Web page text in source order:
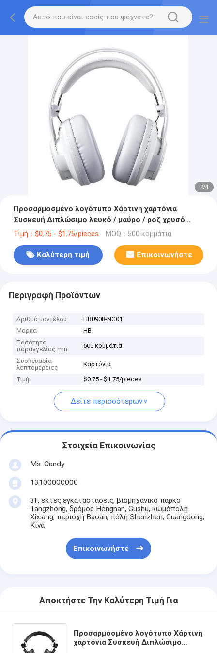
2/4
Προσαρμοσμένο λογότυπο Χάρτινη χαρτόνια
Συσκευή Διπλώσιμο λευκό / μαύρο / ροζ χρυσό
πολυτελές μαγνητικό κουτί δώρων με κλείσιμο με
Τιμή：$0.75 - $1.75/pieces MOQ：500 κομμάτια
Καλύτερη τιμή Επικοινωνήστε
Περιγραφή Προϊόντων
Αριθμό μοντέλου
HB0908-NG01
Μάρκα
HB
Ποσότητα
παραγγελίας min
500 κομμάτια
Συσκευασία
λεπτομέρειες
Καρτόνια
Τιμή $0.75 - $1.75/pieces
Δείτε περισσότερων
Στοιχεία Επικοινωνίας
Ms. Candy
13100000000
3F, έκτες εγκαταστάσεις, βιομηχανικό πάρκο
Tangzhong, δρόμος Hengnan, Gushu, κωμόπολη
Xixiang, περιοχή Baoan, πόλη Shenzhen, Guangdong,
Κίνα
Επικοινωνήστε
Αποκτήστε Την Καλύτερη Τιμή Για
Προσαρμοσμένο λογότυπο Χάρτινη
χαρτόνια Συσκευή Διπλώσιμο